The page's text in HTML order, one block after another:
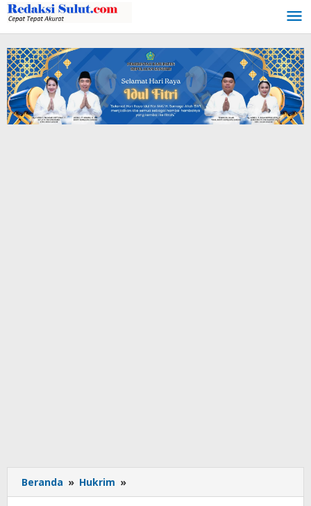
Lewati
ke
konten
Beranda » Hukrim »
Karyawan